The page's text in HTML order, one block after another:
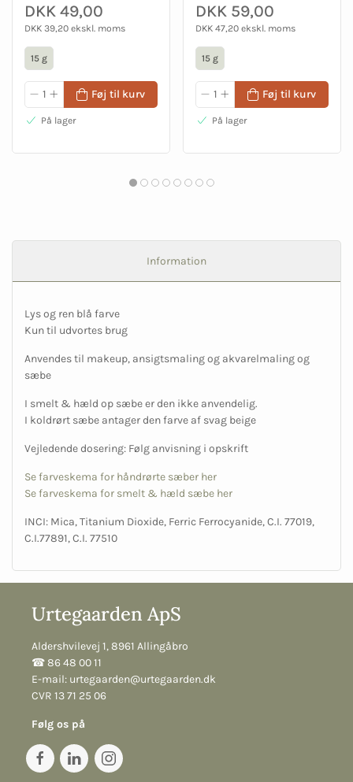
DKK 49,00
DKK 39,20 ekskl. moms
15 g
Føj til kurv
På lager
DKK 59,00
DKK 47,20 ekskl. moms
15 g
Føj til kurv
På lager
Information
Lys og ren blå farve
Kun til udvortes brug
Anvendes til makeup, ansigtsmaling og akvarelmaling og
sæbe
I smelt & hæld op sæbe er den ikke anvendelig.
I koldrørt sæbe antager den farve af svag beige
Vejledende dosering: Følg anvisning i opskrift
Se farveskema for håndrørte sæber her
Se farveskema for smelt & hæld sæbe her
INCI: Mica, Titanium Dioxide, Ferric Ferrocyanide,C.I. 77019,
C.I.77891, C.I. 77510
Urtegaarden ApS
Aldershvilevej 1, 8961 Allingåbro
☎︎ 86 48 00 11
E-mail: urtegaarden@urtegaarden.dk
CVR 13 71 25 06
Følg os på